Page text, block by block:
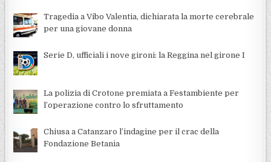
Tragedia a Vibo Valentia, dichiarata la morte cerebrale
per una giovane donna
Serie D, ufficiali i nove gironi: la Reggina nel girone I
La polizia di Crotone premiata a Festambiente per
l’operazione contro lo sfruttamento
Chiusa a Catanzaro l’indagine per il crac della
Fondazione Betania